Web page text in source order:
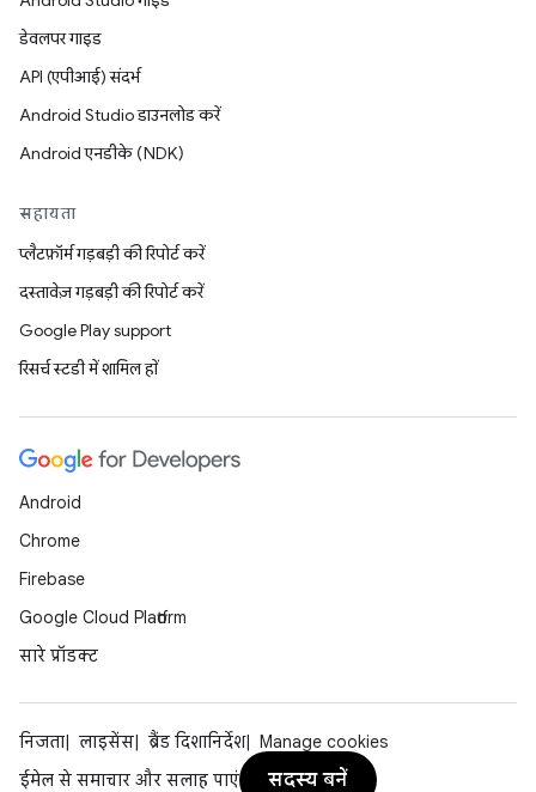
डेवलपर गाइड
API (एपीआई) संदर्भ
Android Studio डाउनलोड करें
Android एनडीके (NDK)
सहायता
प्लैटफ़ॉर्म गड़बड़ी की रिपोर्ट करें
दस्तावेज़ गड़बड़ी की रिपोर्ट करें
Google Play support
रिसर्च स्टडी में शामिल हों
Android
Chrome
Firebase
Google Cloud Platform
सारे प्रॉडक्ट
निजता लाइसेंस ब्रैंड दिशानिर्देश
Manage cookies
ईमेल से समाचार और सलाह पाएं
सदस्य बनें